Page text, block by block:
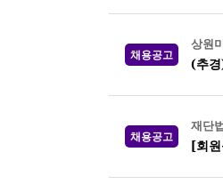
채용공고
상원
(추
채용공고
재단
[회